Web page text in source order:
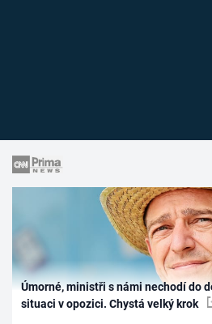
Úmorné, ministři s námi nechodí do
situaci v opozici. Chystá velký krok